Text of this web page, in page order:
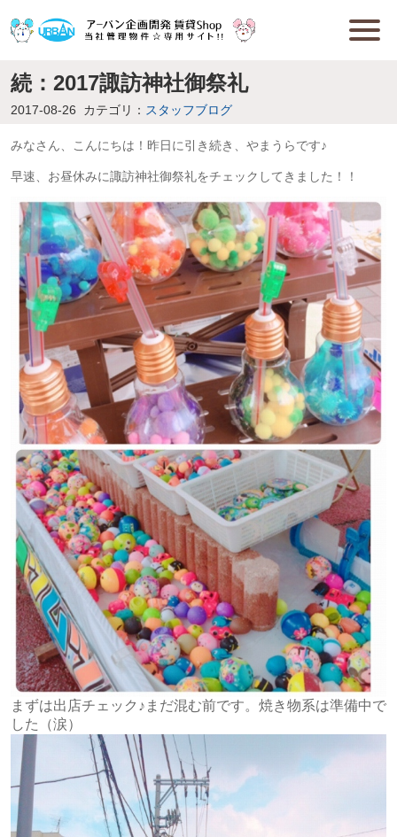
続：2017諏訪神社御祭礼
2017-08-26 カテゴリ： スタッフブログ
みなさん、こんにちは！昨日に引き続き、やまうらです♪
早速、お昼休みに諏訪神社御祭礼をチェックしてきました！！
まずは出店チェック♪まだ混む前です。焼き物系は準備中で
した（涙）